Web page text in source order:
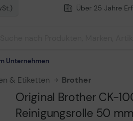
Über 25 Jahre
Unternehmen
& Etiketten Brother
Original Brother CK-
Reinigungsrolle 50